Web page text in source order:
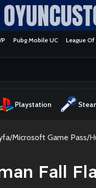
Pubg Mobile UC League Of
Playstation
Microsoft Game Pass
Fall